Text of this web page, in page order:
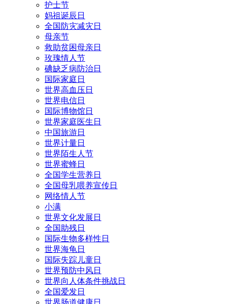
护士节
妈祖诞辰日
全国防灾减灾日
母亲节
救助贫困母亲日
玫瑰情人节
碘缺乏病防治日
国际家庭日
世界高血压日
世界电信日
国际博物馆日
世界家庭医生日
中国旅游日
世界计量日
世界陌生人节
世界蜜蜂日
全国学生营养日
全国母乳喂养宣传日
网络情人节
小满
世界文化发展日
全国助残日
国际生物多样性日
世界海龟日
国际失踪儿童日
世界预防中风日
世界向人体条件挑战日
全国爱发日
世界肠道健康日